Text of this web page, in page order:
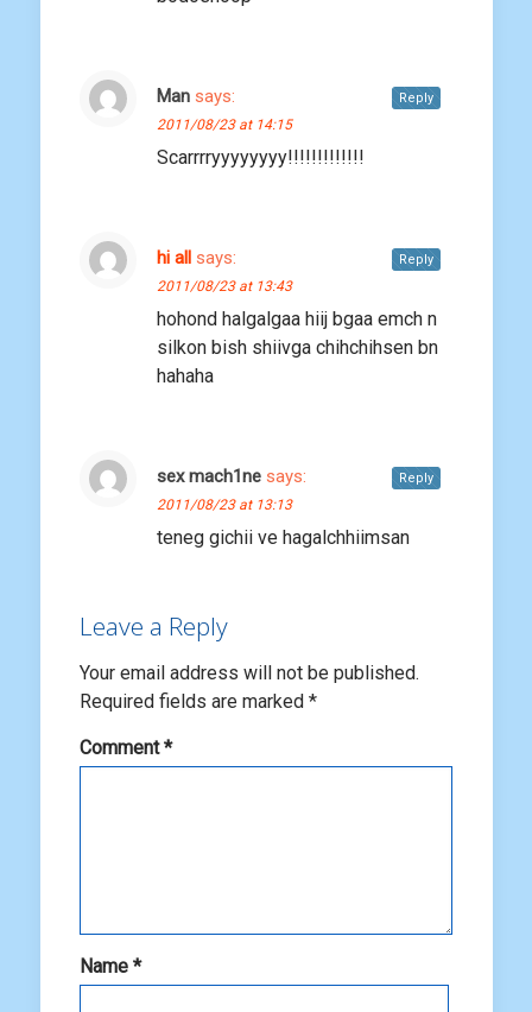
Man says:
2011/08/23 at 14:15
Scarrrryyyyyyyy!!!!!!!!!!!!!
Reply
hi all says:
2011/08/23 at 13:43
hohond halgalgaa hiij bgaa emch n
silkon bish shiivga chihchihsen bn
hahaha
Reply
sex mach1ne says:
2011/08/23 at 13:13
teneg gichii ve hagalchhiimsan
Reply
Leave a Reply
Your email address will not be published.
Required fields are marked *
Comment*
Name *